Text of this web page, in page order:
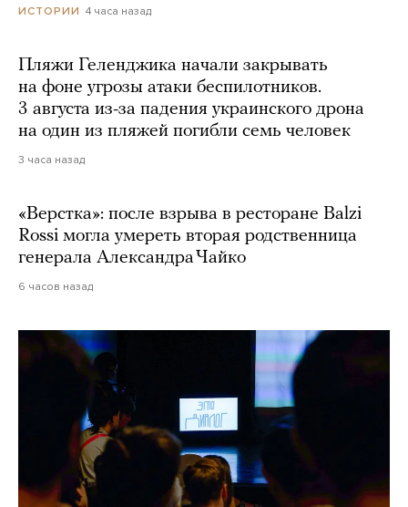
ИСТОРИИ 4 часа назад
Пляжи Геленджика начали закрывать
на фоне угрозы атаки беспилотников.
3 августа из-за падения украинского дрона
на один из пляжей погибли семь человек
3 часа назад
«Верстка»: после взрыва в ресторане Balzi
Rossi могла умереть вторая родственница
генерала Александра Чайко
6 часов назад